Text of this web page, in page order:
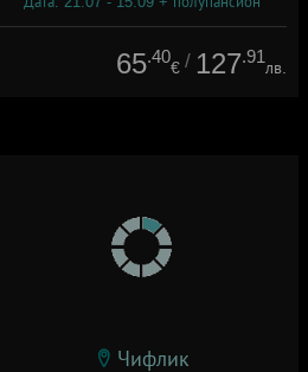
65.40
€ / 127.91
лв.
Чифлик